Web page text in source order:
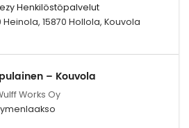
Henkilöstöpalvelut
Heinola, 15870 Hollola, Kouvola
– Kouvola
Works Oy